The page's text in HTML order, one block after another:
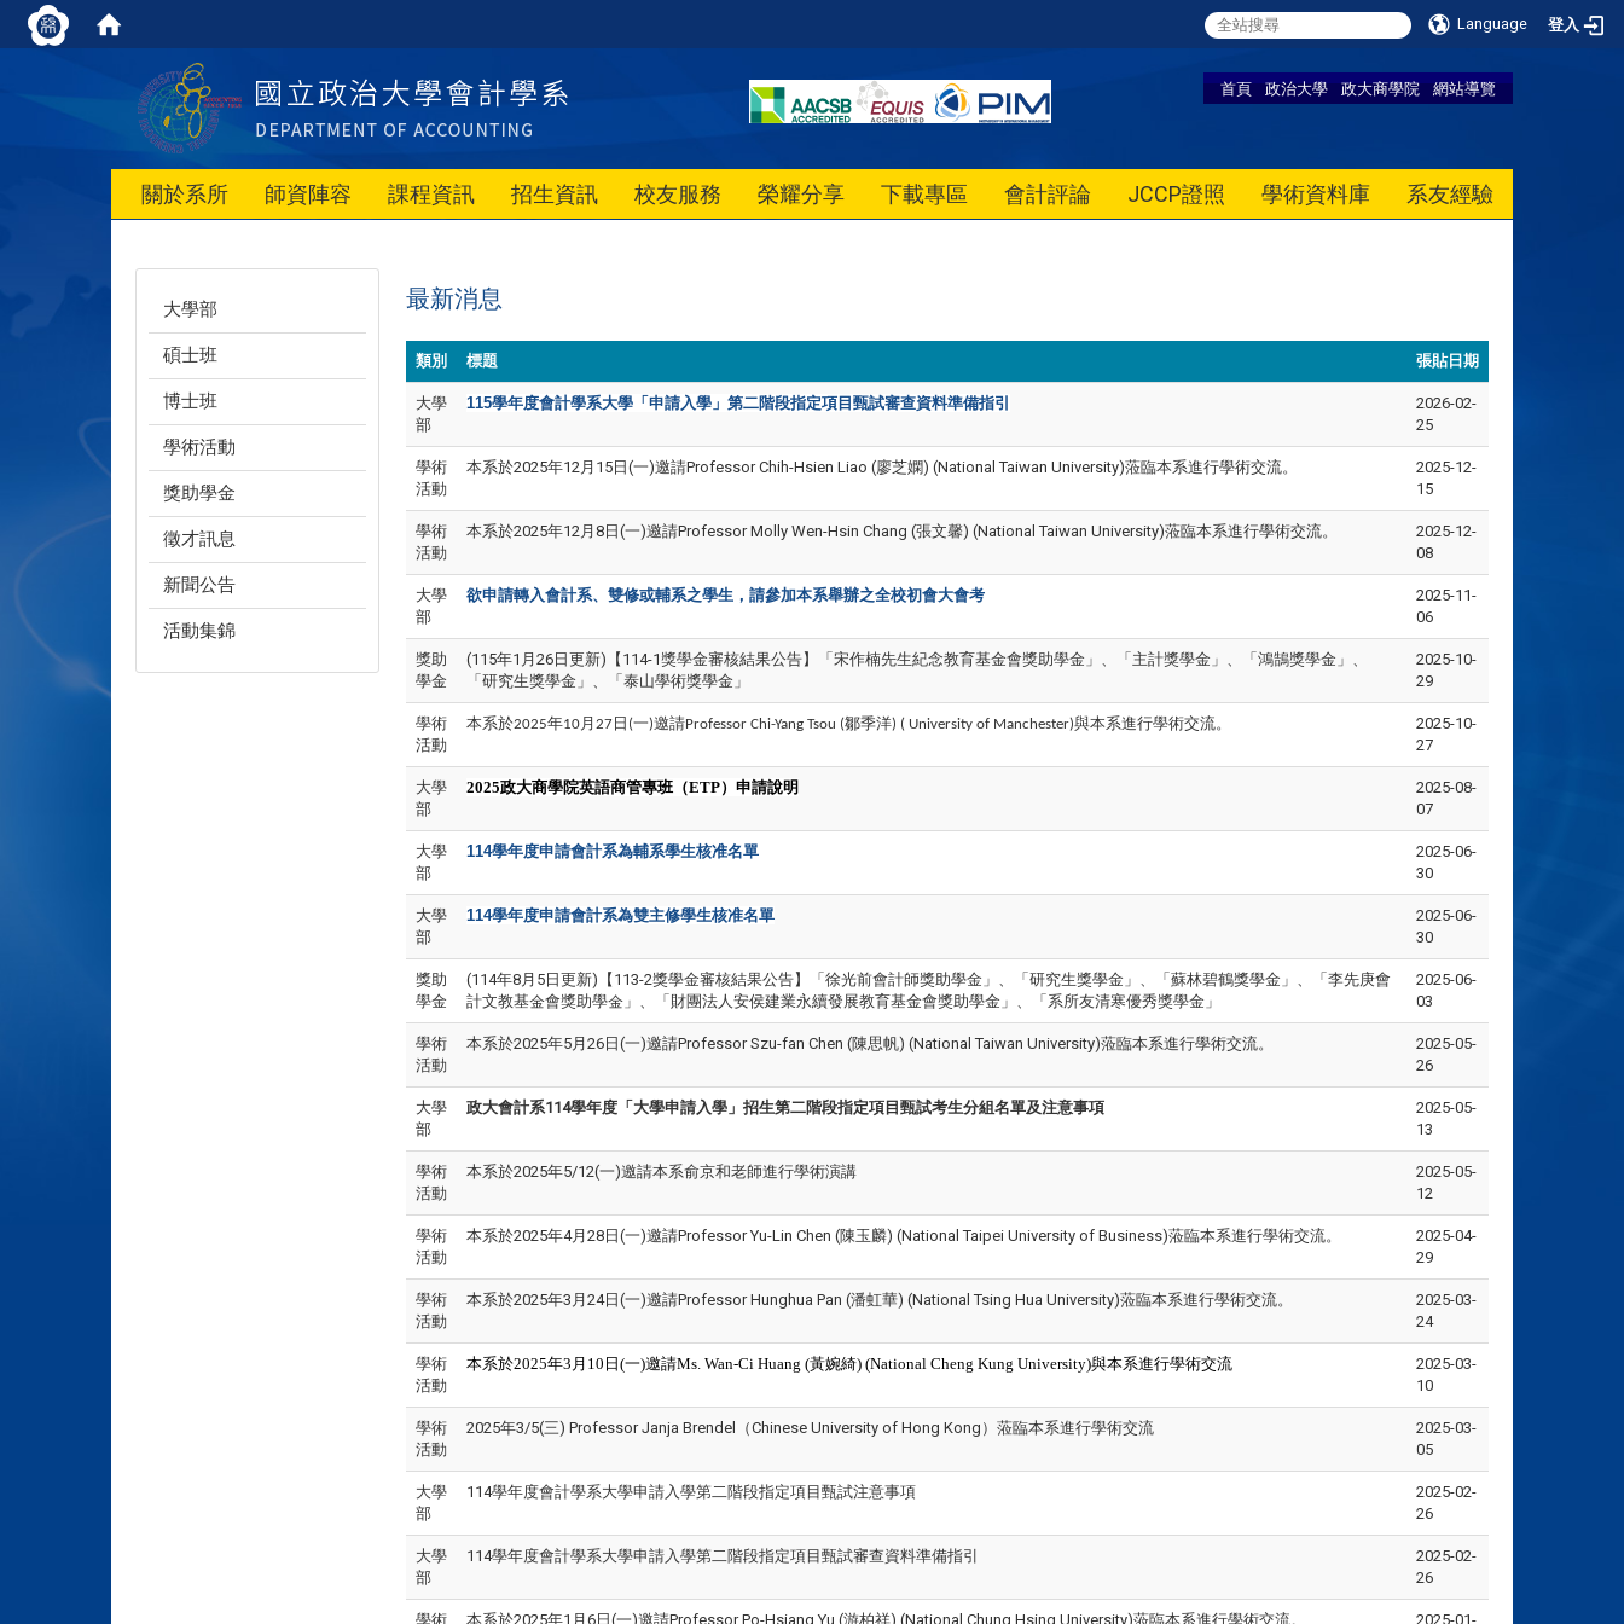
Language 登入
首頁 政治大學 政大商學院 網站導覽
關於系所 師資陣容 課程資訊 招生資訊 校友服務 榮耀分享 下載專區 會計評論 JCCP證照 學術資料庫 系友經驗
大學部
碩士班
博士班
學術活動
獎助學金
徵才訊息
新聞公告
活動集錦
最新消息
類別 標題 張貼日期
大學
部
115學年度會計學系大學 「申請入學」 第二階段指定項目甄試審查資料準備指引
2026-02-
25
學術
活動
本系於2025年12月15日(一)邀請Professor Chih-Hsien Liao (廖芝嫻) (National Taiwan University)蒞臨本系進行學術交流。
2025-12-
15
學術
活動
本系於2025年12月8日(一)邀請Professor Molly Wen-Hsin Chang (張文馨) (National Taiwan University)蒞臨本系進行學術交流。
2025-12-
08
大學
部
欲申請轉入會計系、雙修或輔系之學生，請參加本系舉辦之全校初會大會考
2025-11-
06
獎助
學金
(115年1月26日更新)【114-1獎學金審核結果公告】「宋作楠先生紀念教育基金會獎助學金」、「主計獎學金」、「鴻鵠獎學金」、
「研究生獎學金」、「泰山學術獎學金」
2025-10-
29
學術
活動
本系於2025年10月 27 日 (一)邀請Professor Chi-Yang Tsou (鄒季洋) ( University of Manchester)與本系進行學術交流。
2025-10-
27
大學
部
2025政大商學院英語商管專班（ETP）申請說明
2025-08-
07
大學
部
114學年度申請會計系為輔系學生核准名單
2025-06-
30
大學
部
114學年度申請會計系為雙主修學生核准名單
2025-06-
30
獎助
學金
(114年8月5日更新)【113-2獎學金審核結果公告】「徐光前會計師獎助學金」、「研究生獎學金」、「蘇林碧鶴獎學金」、「李先庚會
計文教基金會獎助學金」、「財團法人安侯建業永續發展教育基金會獎助學金」、「系所友清寒優秀獎學金」
2025-06-
03
學術
活動
本系於2025年5月26日(一)邀請Professor Szu-fan Chen (陳思帆) (National Taiwan University)蒞臨本系進行學術交流。
2025-05-
26
大學
部
政大會計系114學年度 「大學申請入學」招生第二階段指定項目甄試考生分組名單及注意事項
2025-05-
13
學術
活動
本系於2025年5/12(一)邀請本系俞京和老師進行學術演講
2025-05-
12
學術
活動
本系於2025年4月28日(一)邀請Professor Yu-Lin Chen (陳玉麟) (National Taipei University of Business)蒞臨本系進行學術交流。
2025-04-
29
學術
活動
本系於2025年3月24日(一)邀請Professor Hunghua Pan (潘虹華) (National Tsing Hua University)蒞臨本系進行學術交流。
2025-03-
24
學術
活動
本系於2025年3月10日(一)邀請Ms. Wan-Ci Huang (黃婉綺) (National Cheng Kung University)與本系進行學術交流
2025-03-
10
學術
活動
2025年3/5(三) Professor Janja Brendel（Chinese University of Hong Kong）蒞臨本系進行學術交流
2025-03-
05
大學
部
114學年度會計學系大學申請入學第二階段指定項目甄試注意事項
2025-02-
26
大學
部
114學年度會計學系大學申請入學第二階段指定項目甄試審查資料準備指引
2025-02-
26
學術 本系於2025年1月6日(一)邀請Professor Po-Hsiang Yu (游柏祥) (National Chung Hsing University)蒞臨本系進行學術交流。 2025-01-